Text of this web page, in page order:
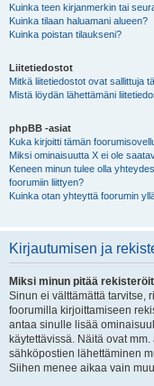
Kuinka teen kirjanmerkin tai
Kuinka tilaan haluamani alueen?
Kuinka poistan tilaukseni?
Liitetiedostot
Mitkä liitetiedostot ovat sallittuja
Mistä löydän lähettämäni
phpBB -asiat
Kuka kirjoitti tämän
Miksi ominaisuutta X ei ole
Keneen minun tulee olla
foorumiin liittyen?
Kuinka otan yhteyttä foorumin
Kirjautumisen ja
Miksi minun pitää
Sinun ei välttämättä tarvitse,
foorumilla kirjoittamiseen
antaa sinulle lisää
käytettävissä. Näitä ovat
sähköpostien lähettäminen
Siihen menee aikaa vain